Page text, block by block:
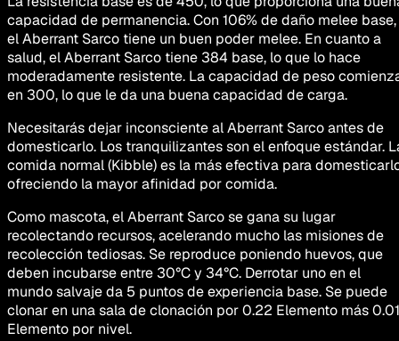
capacidad de permanencia. Con 106% de daño melee base,
el Aberrant Sarco tiene un buen poder melee. En cuanto a
salud, el Aberrant Sarco tiene 384 base, lo que lo hace
moderadamente resistente. La capacidad de peso
en 300, lo que le da una buena capacidad de carga.
Necesitarás dejar inconsciente al Aberrant Sarco antes de
domesticarlo. Los tranquilizantes son el enfoque estándar.
comida normal (Kibble) es la más efectiva para
ofreciendo la mayor afinidad por comida.
Como mascota, el Aberrant Sarco se gana su lugar
recolectando recursos, acelerando mucho las misiones de
recolección tediosas. Se reproduce poniendo huevos, que
deben incubarse entre 30°C y 34°C. Derrotar uno en el
mundo salvaje da 5 puntos de experiencia base. Se puede
clonar en una sala de clonación por 0.22 Elemento más 0.01
Elemento por nivel.